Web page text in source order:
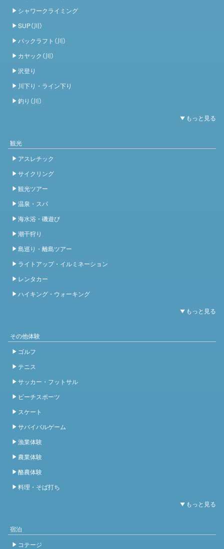
シャワークライミング
SUP（川）
パックラフト（川）
カヤック（川）
沢登り
川下り・ライン下り
釣り（川）
観光
アスレチック
サイクリング
観光ツアー
温泉・スパ
海水浴・磯遊び
潮干狩り
島巡り・離島ツアー
ライトアップ・イルミネーション
レンタカー
ハイキング・ウォーキング
その他体験
ゴルフ
テニス
サッカー・フットサル
ビーチスポーツ
スケート
サバイバルゲーム
漁業体験
農業体験
酪農体験
料理・そば打ち
宿泊
コテージ